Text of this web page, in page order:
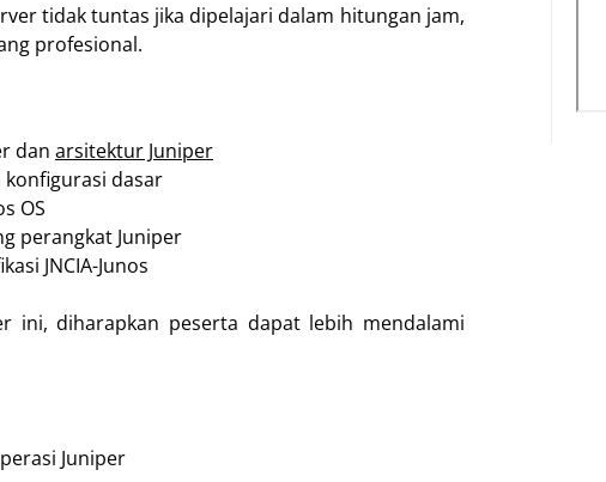
tidak tuntas jika dipelajari dalam hitungan jam,
profesional.
dan arsitektur Juniper
dasar
OS
perangkat Juniper
JNCIA-Junos
ini, diharapkan peserta dapat lebih mendalami
Juniper